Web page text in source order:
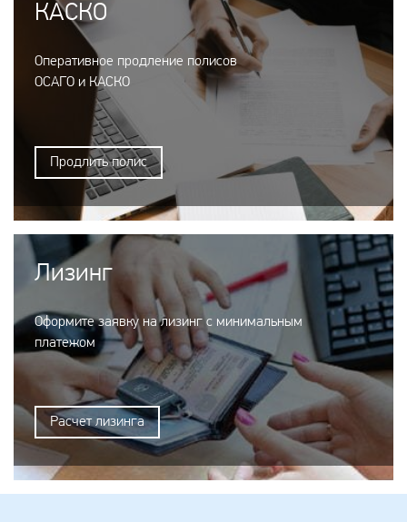
КАСКО
Оперативное продление полисов
ОСАГО и КАСКО
Продлить полис
Лизинг
Оформите заявку на лизинг с минимальным
платежом
Расчет лизинга